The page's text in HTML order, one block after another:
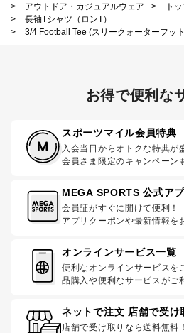
>
アウトドア・カジュアルウェア >
ト
>
長袖Tシャツ（ロンT）
>
3/4 Football Tee (スリークォーターフッ
お得で便利な
スポーツマイル会員特典
入会当日からオトクな特典が
会員さま限定のキャンペーン
MEGA SPORTS 公式ア
会員証がすぐに開けて便利！
アプリクーポンや最新情報を
オンラインサービス一覧
便利なオンラインサービスを
品購入や便利なサービスがご
ネットで注文 店舗で受け
店舗で受け取りなら送料無料